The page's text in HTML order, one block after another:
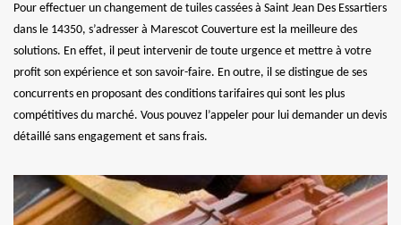
Pour effectuer un changement de tuiles cassées à Saint Jean Des Essartiers
dans le 14350, s’adresser à Marescot Couverture est la meilleure des
solutions. En effet, il peut intervenir de toute urgence et mettre à votre
profit son expérience et son savoir-faire. En outre, il se distingue de ses
concurrents en proposant des conditions tarifaires qui sont les plus
compétitives du marché. Vous pouvez l’appeler pour lui demander un devis
détaillé sans engagement et sans frais.